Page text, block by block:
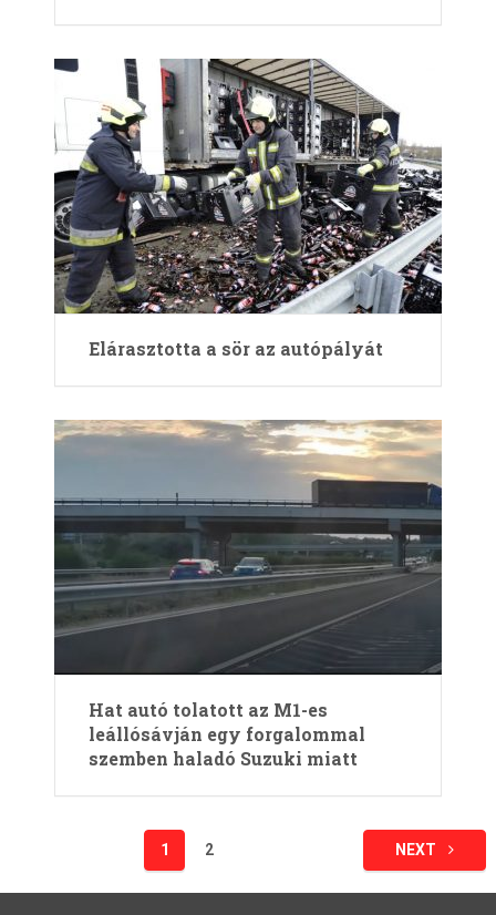
Elárasztotta a sör az autópályát
Hat autó tolatott az M1-es
leállósávján egy forgalommal
szemben haladó Suzuki miatt
Bejegyzések
1 2 NEXT